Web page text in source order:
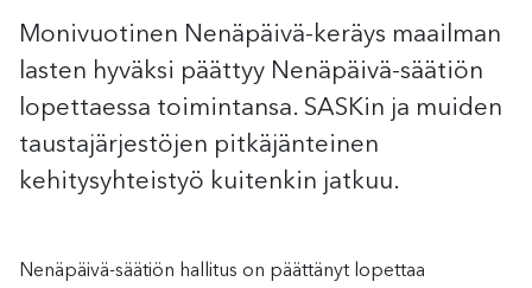
Monivuotinen Nenäpäivä-keräys maailman
lasten hyväksi päättyy Nenäpäivä-säätiön
lopettaessa toimintansa. SASKin ja muiden
taustajärjestöjen pitkäjänteinen
kehitysyhteistyö kuitenkin jatkuu.
Nenäpäivä-säätiön hallitus on päättänyt lopettaa